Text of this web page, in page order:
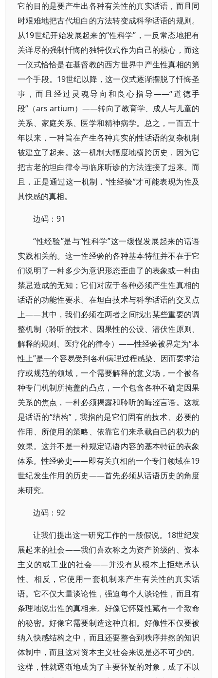
它的目的是要产生出各种有关性的真实话语，而且同
时艰难地把古代坦白的方法转变成科学话语的规则。
从19世纪开始发展起来的“性科学”，一反常态地把有
关详尽的强制忏悔的独特仪式作为自己的核心，而这
一仪式恰恰是在基督教的西方世界中产生性真相的第
一个手段。19世纪以降，这一仪式逐渐摆脱了忏悔圣
事，而且经过灵魂导向和良心指导——“道德手
段”（ars artium）——转向了教育学、成人与儿童的
关系、家庭关系、医学和精神病学。总之，一百五十
年以来，一种旨在产生各种真实的性话语的复杂机制
被建立了起来。这一机制大幅度地横跨历史，因为它
把古老的坦白律令与临床听诊的方法连接了起来。而
且，正是通过这一机制，“性经验”才可能表现为性及
其快感的真相。
边码：91
“性经验”是与“性科学”这一缓慢发展起来的话语
实践相关的。这一性经验的各种基本特征并不在于它
们说明了一种多少为意识形态歪曲了的表象或一种由
禁忌造成的无知；它们对应于各种必须产生性真相的
话语的功能性要求。在坦白技术与科学话语的交叉点
上——其中，我们必须在两者之间找出某些重要的调
整机制（聆听的技术、因果性的公设、潜伏性原则、
解释的规则、医疗化的律令）——性经验被界定为“本
性上”是一个容易受到各种病理过程感染、因而要求治
疗或规范的领域，一个需要解释的意义场，一个被各
种专门机制所掩盖的凸点，一个包含各种不确定因果
关系的焦点，一种必须揭露和聆听的晦涩言语。这就
是话语的“结构”，我指的是它们固有的技术、必要的
作用、所使用的策略、依靠它们来承载自己的权力的
效果。这并不是一种规定话语内容的基本特征的表象
体系。性经验史——即有关真相的一个专门领域在19
世纪发生作用的历史——首先必须从话语历史的角度
来研究。
边码：92
让我们提出这一研究工作的一般假说。18世纪发
展起来的社会——我们喜欢称之为资产阶级的、资本
主义的或工业的社会——并没有从根本上拒绝承认
性。相反，它使用一套机制来产生有关性的真实话
语。它不仅大量谈论性，强迫每个人谈论性，而且有
条理地说出性的真相来。好像它怀疑性藏有一个致命
的秘密。好像它需要制造这种真相。好像性不仅要被
纳入快感结构之中，而且还要整合到秩序井然的知识
体制中，而且这对资本主义社会来说是必不可少的。
这样，性就逐渐地成为了主要怀疑的对象，成了不以